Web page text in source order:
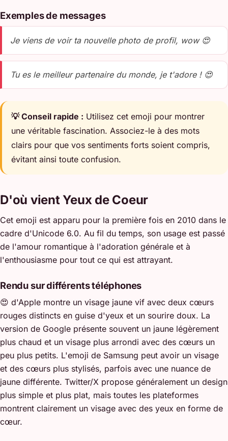
Exemples de messages
Je viens de voir ta nouvelle photo de profil, wow 😍
Tu es le meilleur partenaire du monde, je t'adore ! 😍
💡 Conseil rapide : Utilisez cet emoji pour montrer
une véritable fascination. Associez-le à des mots
clairs pour que vos sentiments forts soient compris,
évitant ainsi toute confusion.
D'où vient Yeux de Coeur
Cet emoji est apparu pour la première fois en 2010 dans le
cadre d'Unicode 6.0. Au fil du temps, son usage est passé
de l'amour romantique à l'adoration générale et à
l'enthousiasme pour tout ce qui est attrayant.
Rendu sur différents téléphones
😍 d'Apple montre un visage jaune vif avec deux cœurs
rouges distincts en guise d'yeux et un sourire doux. La
version de Google présente souvent un jaune légèrement
plus chaud et un visage plus arrondi avec des cœurs un
peu plus petits. L'emoji de Samsung peut avoir un visage
et des cœurs plus stylisés, parfois avec une nuance de
jaune différente. Twitter/X propose généralement un design
plus simple et plus plat, mais toutes les plateformes
montrent clairement un visage avec des yeux en forme de
cœur.